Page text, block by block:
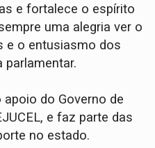
e fortalece o espírito
uma alegria ver o
e o entusiasmo dos
parlamentar.
do Governo de
e faz parte das
no estado.